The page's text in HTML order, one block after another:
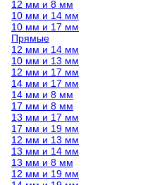
12 мм и 8 мм
10 мм и 14 мм
10 мм и 17 мм
Прямые
12 мм и 14 мм
10 мм и 13 мм
12 мм и 17 мм
14 мм и 17 мм
14 мм и 8 мм
17 мм и 8 мм
13 мм и 17 мм
17 мм и 19 мм
12 мм и 13 мм
13 мм и 14 мм
13 мм и 8 мм
12 мм и 19 мм